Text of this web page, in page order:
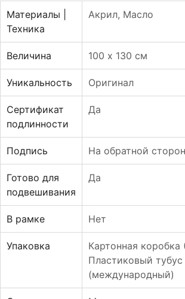
Материалы |
Техника
Акрил, Масло
Величина 100 х 130 см
Уникальность Оригинал
Сертификат
подлинности
Да
Подпись На обратной
Готово для
подвешивания
Да
В рамке Нет
Упаковка Картонная
Пластиковый тубус
(международный)